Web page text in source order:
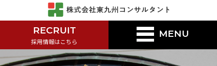
RECRUIT
採用情報はこちら
MENU